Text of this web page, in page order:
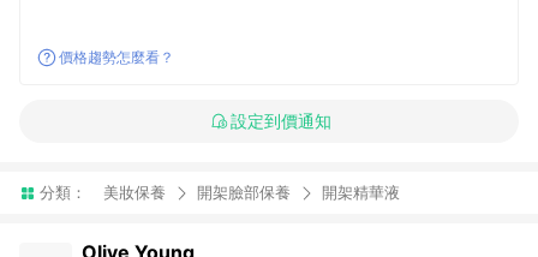
價格趨勢怎麼看？
設定到價通知
分類： 美妝保養 開架臉部保養 開架精華液
Olive Young